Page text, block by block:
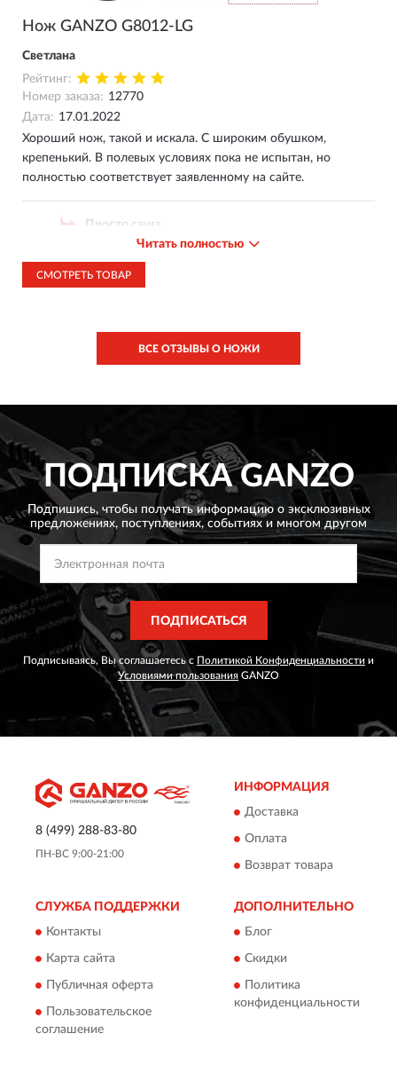
Нож GANZO G8012-LG
Светлана
Рейтинг:
Номер заказа: 12770
Дата: 17.01.2022
Хороший нож, такой и искала. С широким обушком,
крепенький. В полевых условиях пока не испытан, но
полностью соответствует заявленному на сайте.
Просто саша
05.01.2025
испытывал
Читать полностью
СМОТРЕТЬ ТОВАР
ВСЕ ОТЗЫВЫ О НОЖИ
ПОДПИСКАGANZO
Подпишись, чтобы получать информацию о эксклюзивных
предложениях, поступлениях, событиях и многом другом
ПОДПИСАТЬСЯ
Подписываясь, Вы соглашаетесь с Политикой Конфиденциальности и
Условиями пользования GANZO
8 (499) 288-83-80
ПН-ВС 9:00-21:00
ИНФОРМАЦИЯ
Доставка
Оплата
Возврат товара
СЛУЖБА ПОДДЕРЖКИ
Контакты
Карта сайта
Публичная оферта
Пользовательское
соглашение
ДОПОЛНИТЕЛЬНО
Блог
Скидки
Политика
конфиденциальности